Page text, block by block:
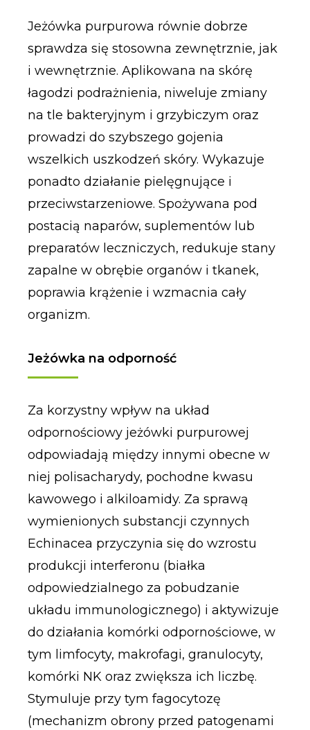
Jeżówka purpurowa równie dobrze
sprawdza się stosowna zewnętrznie, jak
i wewnętrznie. Aplikowana na skórę
łagodzi podrażnienia, niweluje zmiany
na tle bakteryjnym i grzybiczym oraz
prowadzi do szybszego gojenia
wszelkich uszkodzeń skóry. Wykazuje
ponadto działanie pielęgnujące i
przeciwstarzeniowe. Spożywana pod
postacią naparów, suplementów lub
preparatów leczniczych, redukuje stany
zapalne w obrębie organów i tkanek,
poprawia krążenie i wzmacnia cały
organizm.
Jeżówka na odporność
Za korzystny wpływ na układ
odpornościowy jeżówki purpurowej
odpowiadają między innymi obecne w
niej polisacharydy, pochodne kwasu
kawowego i alkiloamidy. Za sprawą
wymienionych substancji czynnych
Echinacea przyczynia się do wzrostu
produkcji interferonu (białka
odpowiedzialnego za pobudzanie
układu immunologicznego) i aktywizuje
do działania komórki odpornościowe, w
tym limfocyty, makrofagi, granulocyty,
komórki NK oraz zwiększa ich liczbę.
Stymuluje przy tym fagocytozę
(mechanizm obrony przed patogenami